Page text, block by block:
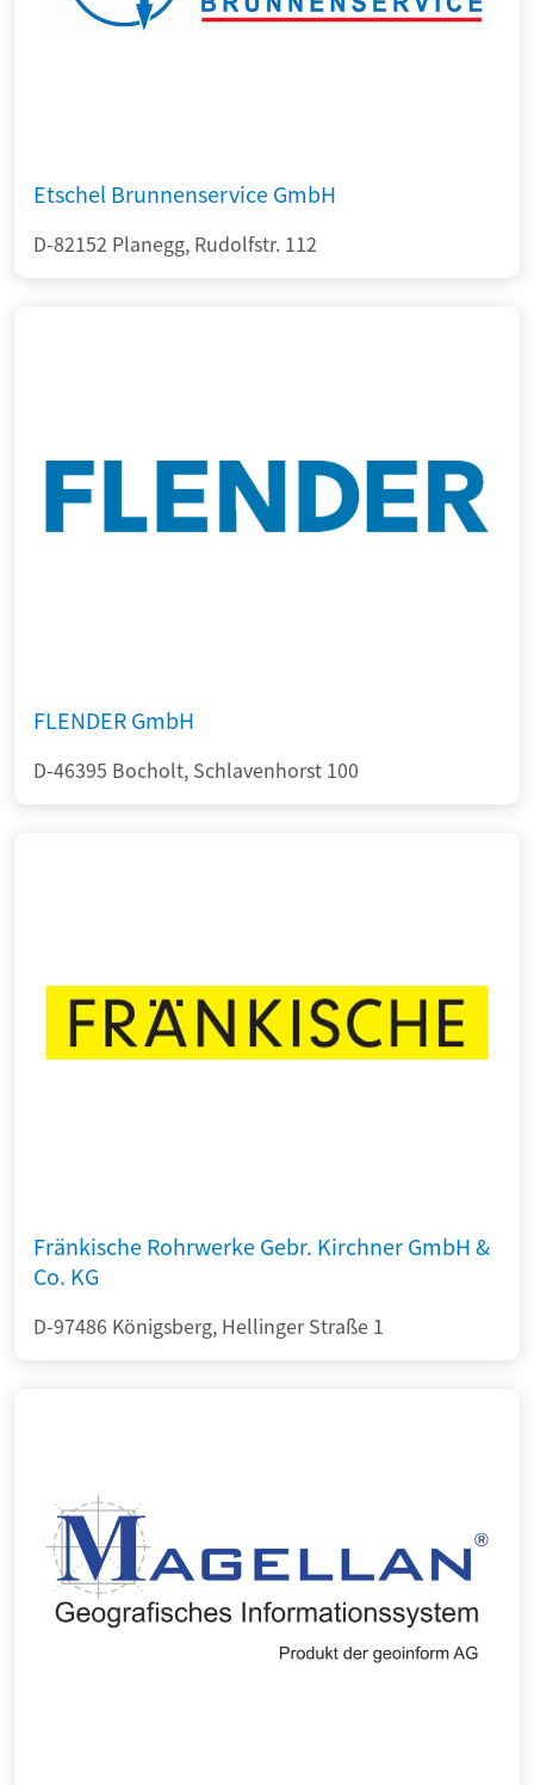
Etschel Brunnenservice GmbH
D-82152 Planegg, Rudolfstr. 112
FLENDER GmbH
D-46395 Bocholt, Schlavenhorst 100
Fränkische Rohrwerke Gebr. Kirchner GmbH &
Co. KG
D-97486 Königsberg, Hellinger Straße 1